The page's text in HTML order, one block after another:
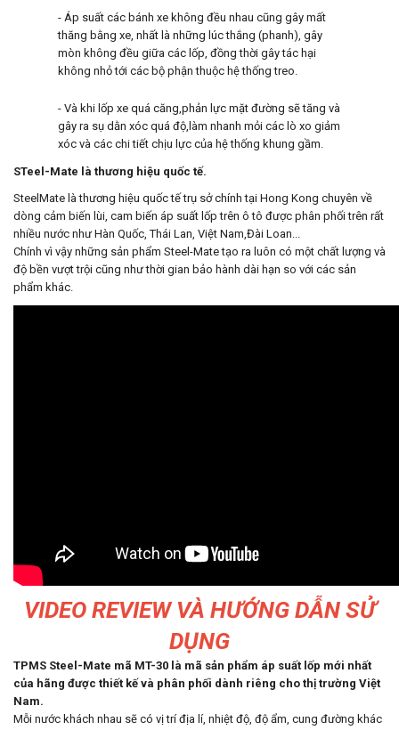
- Áp suất các bánh xe không đều nhau cũng gây mất
thăng bằng xe, nhất là những lúc thắng (phanh), gây
mòn không đều giữa các lốp, đồng thời gây tác hại
không nhỏ tới các bộ phận thuộc hệ thống treo.
- Và khi lốp xe quá căng,phản lực mặt đường sẽ tăng và
gây ra sụ dằn xóc quá độ,làm nhanh mỏi các lò xo giảm
xóc và các chi tiết chịu lực của hệ thống khung gầm.
STeel-Mate là thương hiệu quốc tế.
SteelMate là thương hiệu quốc tế trụ sở chính tại Hong Kong chuyên về
dòng cảm biến lùi, cam biến áp suất lốp trên ô tô được phân phối trên rất
nhiều nước như Hàn Quốc, Thái Lan, Việt Nam,Đài Loan...
Chính vì vậy những sản phẩm Steel-Mate tạo ra luôn có một chất lượng và
độ bền vượt trội cũng như thời gian bảo hành dài hạn so với các sản
phẩm khác.
VIDEO REVIEW VÀ HƯỚNG DẪN SỬ
DỤNG
TPMS Steel-Mate mã MT-30 là mã sản phẩm áp suất lốp mới nhất
của hãng được thiết kế và phân phối dành riêng cho thị trường Việt
Nam.
Mỗi nước khách nhau sẽ có vị trí địa lí, nhiệt độ, độ ẩm, cung đường khác